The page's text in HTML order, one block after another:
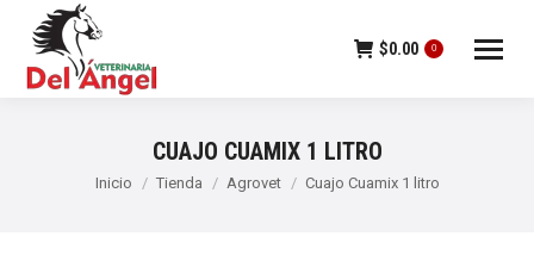
$0.00 0
CUAJO CUAMIX 1 LITRO
Estás aquí:
Inicio Tienda Agrovet Cuajo Cuamix 1 litro